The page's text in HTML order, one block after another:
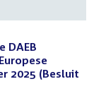
DAEB
2025 (Besluit